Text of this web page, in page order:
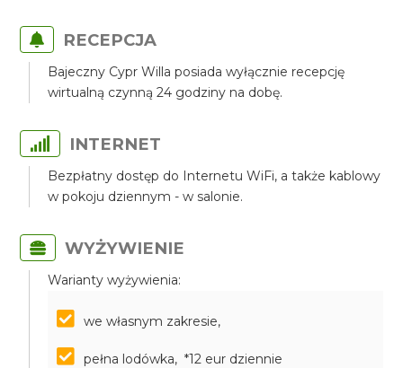
RECEPCJA
Bajeczny Cypr Willa posiada wyłącznie recepcję
wirtualną czynną 24 godziny na dobę.
INTERNET
Bezpłatny dostęp do Internetu WiFi, a także kablowy
w pokoju dziennym - w salonie.
WYŻYWIENIE
Warianty wyżywienia:
we własnym zakresie,
pełna lodówka, *12 eur dziennie